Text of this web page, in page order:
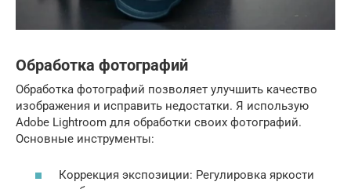
Обработка фотографий
Обработка фотографий позволяет улучшить качество
изображения и исправить недостатки. Я использую
Adobe Lightroom для обработки своих фотографий.
Основные инструменты:
Коррекция экспозиции: Регулировка яркости